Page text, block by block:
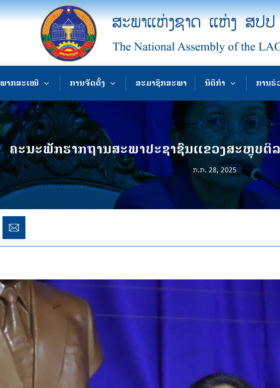
ພາກສະເໜີ ການຈັດຕັ້ງ ສະມາຊິກສະພາ ນິຕິກຳ ການຮ່
ຄະນະພັກຮາກຖານສະພາປະຊາຊົນແຂວງສະຫຼຸບຕິລ
ກ.ກ. 28, 2025